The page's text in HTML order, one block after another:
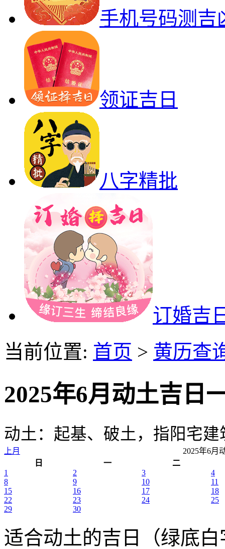
手机号码测吉
领证吉日
八字精批
订婚吉
当前位置: 首页 > 黄历查
2025年6月动土吉日
动土：起基、破土，指阳宅建
上月
2025年6月
日
一
二
1
2 3
4
8
9 10
11
15
16 17
18
22
23 24
25
29
30
适合动土的吉日（绿底白